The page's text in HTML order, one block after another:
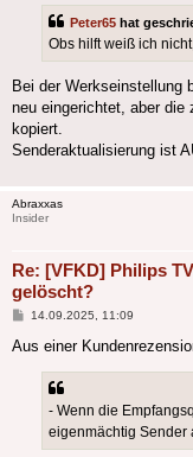
Peter65 hat
Obs hilft weiß ich
Bei der Werkseinstellung
neu eingerichtet, aber die
kopiert.
Senderaktualisierung ist
Abraxxas
Insider
Re: [VFKD] Philips
gelöscht?
Beitrag
14.09.2025, 11:09
Aus einer
- Wenn die
eigenmächtig Sender